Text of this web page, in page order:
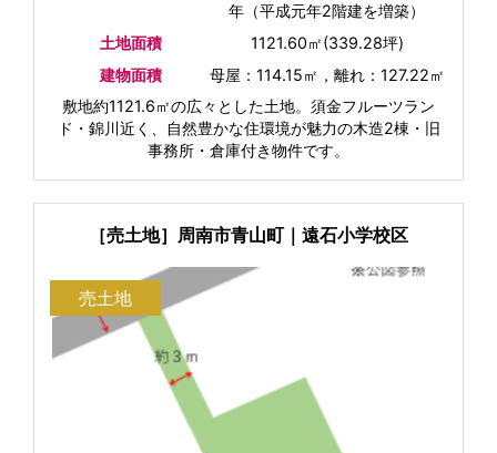
年（平成元年2階建を増築）
土地面積
1121.60㎡(339.28坪)
建物面積
母屋：114.15㎡，離れ：127.22㎡
敷地約1121.6㎡の広々とした土地。須金フルーツラン
ド・錦川近く、自然豊かな住環境が魅力の木造2棟・旧
事務所・倉庫付き物件です。
［売土地］周南市青山町｜遠石小学校区
売土地